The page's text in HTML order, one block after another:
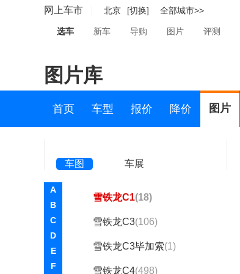
网上车市 北京 [切换] 全部城市>>
选车 新车 导购 图片 评测
图片库
首页 车型 报价 降价 图片
车图 车展
A
B
C
D
E
F
Berlingo (4)
C4 PICASSO
雪铁龙C1(18)
雪铁龙C3(106)
雪铁龙C3毕加索(1)
雪铁龙C4(498)